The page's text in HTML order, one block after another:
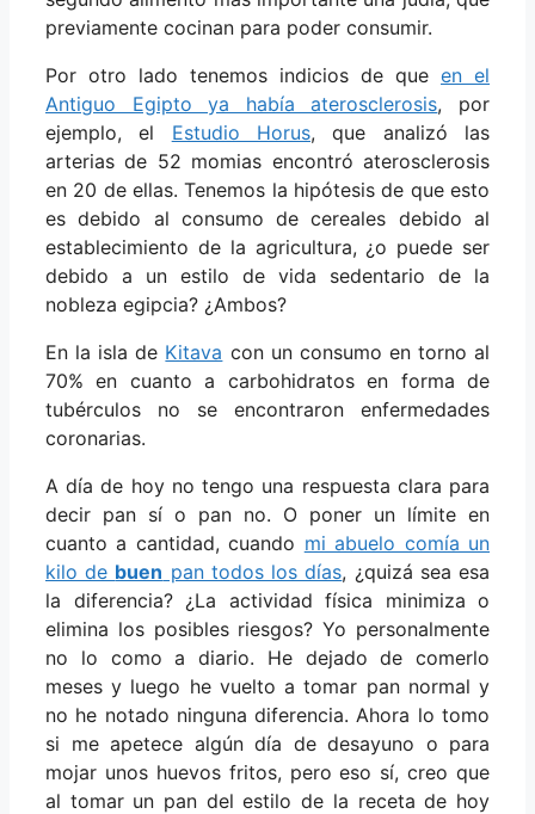
previamente cocinan para poder consumir.
Por otro lado tenemos indicios de que en el
Antiguo Egipto ya había aterosclerosis, por
ejemplo, el Estudio Horus, que analizó las
arterias de 52 momias encontró aterosclerosis
en 20 de ellas. Tenemos la hipótesis de que esto
es debido al consumo de cereales debido al
establecimiento de la agricultura, ¿o puede ser
debido a un estilo de vida sedentario de la
nobleza egipcia? ¿Ambos?
En la isla de Kitava con un consumo en torno al
70% en cuanto a carbohidratos en forma de
tubérculos no se encontraron enfermedades
coronarias.
A día de hoy no tengo una respuesta clara para
decir pan sí o pan no. O poner un límite en
cuanto a cantidad, cuando mi abuelo comía un
kilo de buen pan todos los días, ¿quizá sea esa
la diferencia? ¿La actividad física minimiza o
elimina los posibles riesgos? Yo personalmente
no lo como a diario. He dejado de comerlo
meses y luego he vuelto a tomar pan normal y
no he notado ninguna diferencia. Ahora lo tomo
si me apetece algún día de desayuno o para
mojar unos huevos fritos, pero eso sí, creo que
al tomar un pan del estilo de la receta de hoy